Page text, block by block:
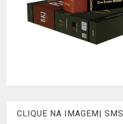
CLIQUE NA IMAGEM| SMS